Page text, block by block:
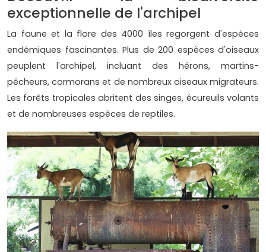
exceptionnelle de l'archipel
La faune et la flore des 4000 îles regorgent d'espèces
endémiques fascinantes. Plus de 200 espèces d'oiseaux
peuplent l'archipel, incluant des hérons, martins-
pêcheurs, cormorans et de nombreux oiseaux migrateurs.
Les forêts tropicales abritent des singes, écureuils volants
et de nombreuses espèces de reptiles.